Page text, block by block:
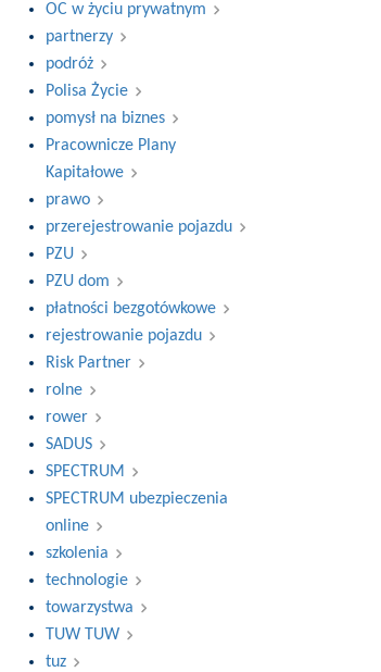
OC w życiu prywatnym
partnerzy
podróż
Polisa Życie
pomysł na biznes
Pracownicze Plany
Kapitałowe
prawo
przerejestrowanie pojazdu
PZU
PZU dom
płatności bezgotówkowe
rejestrowanie pojazdu
Risk Partner
rolne
rower
SADUS
SPECTRUM
SPECTRUM ubezpieczenia
online
szkolenia
technologie
towarzystwa
TUW TUW
tuz